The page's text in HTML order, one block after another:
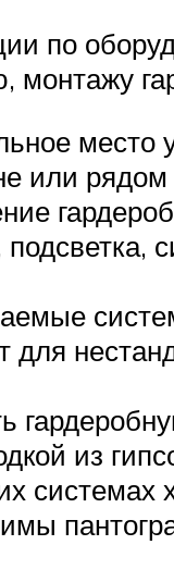
по
монтажу
место
или рядом
подсветка,
для
из
системах